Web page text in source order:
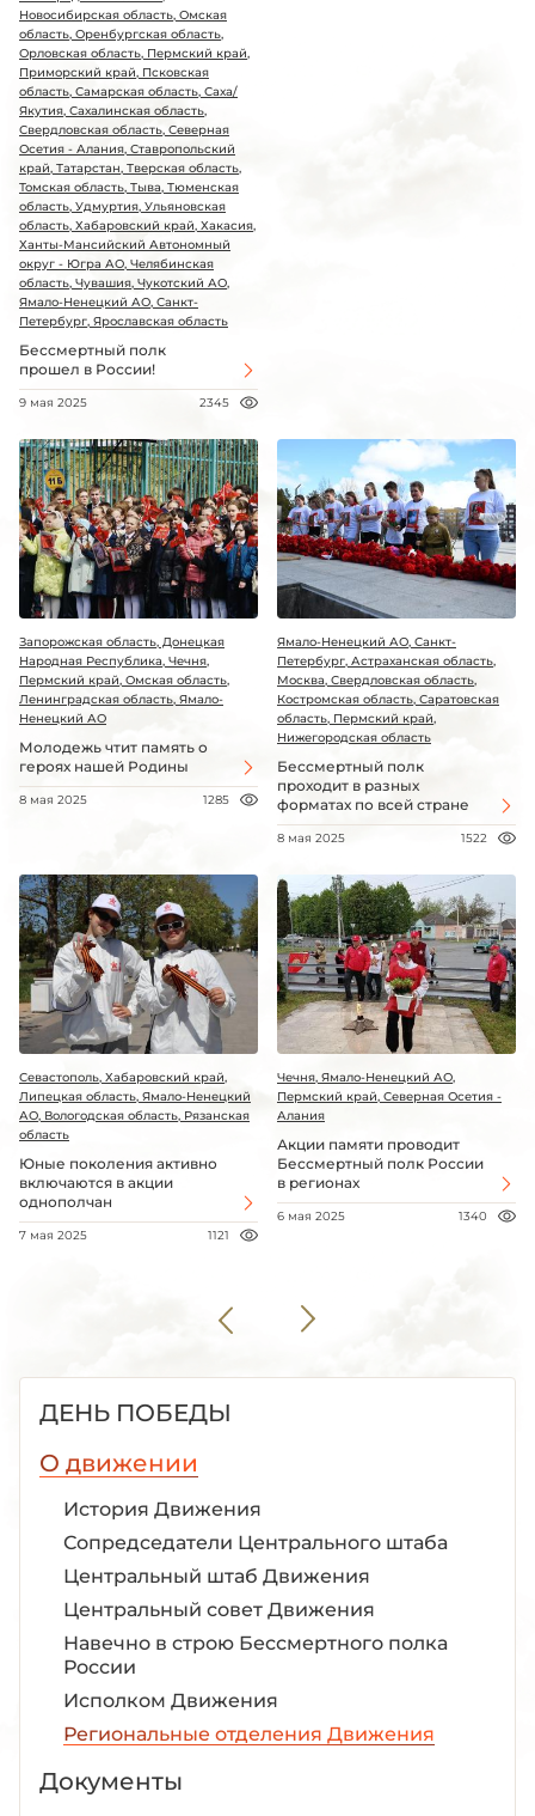
Новосибирская область, Омская
область, Оренбургская область,
Орловская область, Пермский край,
Приморский край, Псковская
область, Самарская область, Саха/
Якутия, Сахалинская область,
Свердловская область, Северная
Осетия - Алания, Ставропольский
край, Татарстан, Тверская область,
Томская область, Тыва, Тюменская
область, Удмуртия, Ульяновская
область, Хабаровский край, Хакасия,
Ханты-Мансийский Автономный
округ - Югра АО, Челябинская
область, Чувашия, Чукотский АО,
Ямало-Ненецкий АО, Санкт-
Петербург, Ярославская область
Бессмертный полк
прошел в России!
9 мая 2025 2345
Запорожская область, Донецкая
Народная Республика, Чечня,
Пермский край, Омская область,
Ленинградская область, Ямало-
Ненецкий АО
Молодежь чтит память о
героях нашей Родины
8 мая 2025 1285
Ямало-Ненецкий АО, Санкт-
Петербург, Астраханская область,
Москва, Свердловская область,
Костромская область, Саратовская
область, Пермский край,
Нижегородская область
Бессмертный полк
проходит в разных
форматах по всей стране
8 мая 2025 1522
Севастополь, Хабаровский край,
Липецкая область, Ямало-Ненецкий
АО, Вологодская область, Рязанская
область
Юные поколения активно
включаются в акции
однополчан
7 мая 2025 1121
Чечня, Ямало-Ненецкий АО,
Пермский край, Северная Осетия -
Алания
Акции памяти проводит
Бессмертный полк России
в регионах
6 мая 2025 1340
ДЕНЬ ПОБЕДЫ
О движении
История Движения
Сопредседатели Центрального штаба
Центральный штаб Движения
Центральный совет Движения
Навечно в строю Бессмертного полка
России
Исполком Движения
Региональные отделения Движения
Документы